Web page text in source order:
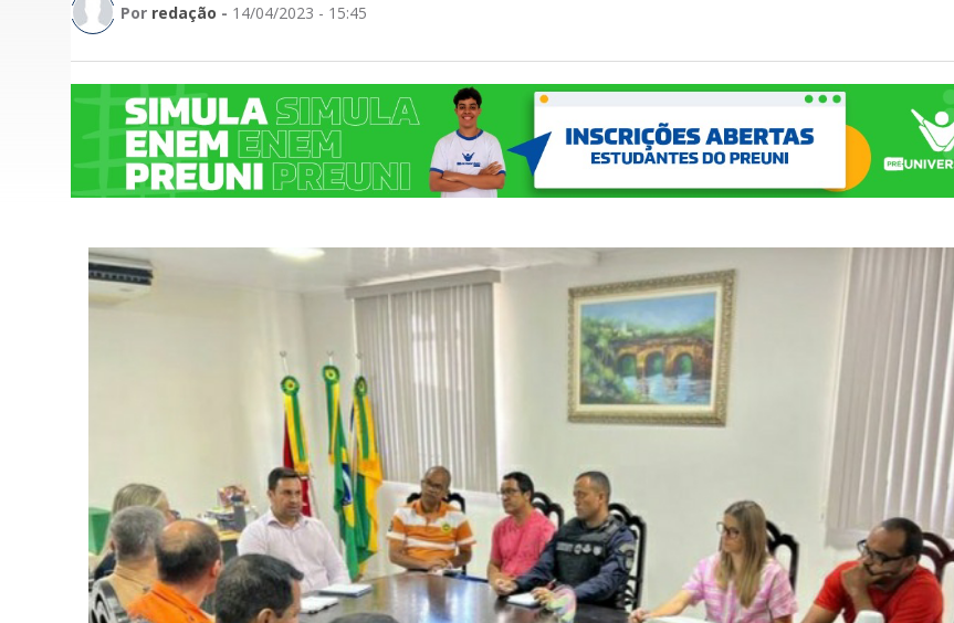
Por redação - 14/04/2023 - 15:45